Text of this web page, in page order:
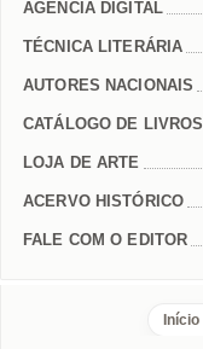
AGÊNCIA DIGITAL
TÉCNICA LITERÁRIA
AUTORES NACIONAIS
CATÁLOGO DE LIVROS
LOJA DE ARTE
ACERVO HISTÓRICO
FALE COM O EDITOR
Início